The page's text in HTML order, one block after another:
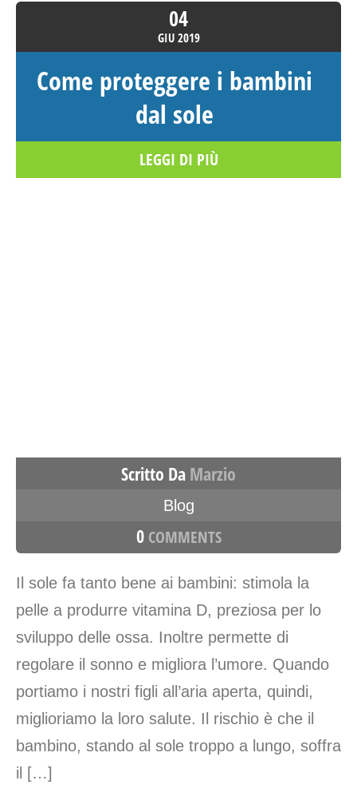
04
GIU 2019
Come proteggere i bambini
dal sole
LEGGI DI PIÙ
Scritto Da Marzio
Blog
0COMMENTS
Il sole fa tanto bene ai bambini: stimola la
pelle a produrre vitamina D, preziosa per lo
sviluppo delle ossa. Inoltre permette di
regolare il sonno e migliora l’umore. Quando
portiamo i nostri figli all’aria aperta, quindi,
miglioriamo la loro salute. Il rischio è che il
bambino, stando al sole troppo a lungo, soffra
il […]